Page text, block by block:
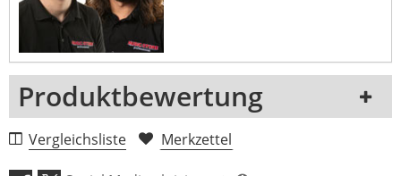
Produktbewertung
1 Rezension
5 Sterne
Vergleichsliste Merkzettel